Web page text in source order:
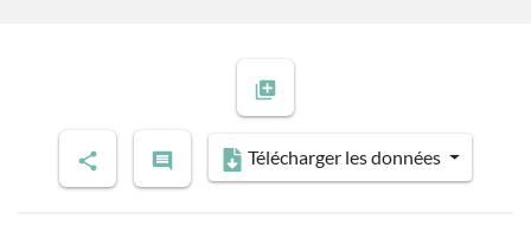
Télécharger les données